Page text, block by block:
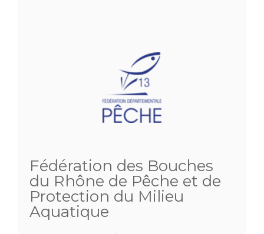
Fédération des Bouches
du Rhône de Pêche et de
Protection du Milieu
Aquatique